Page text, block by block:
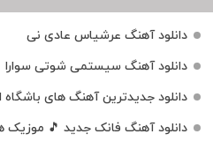
دانلود آهنگ عرشیاس عادی نی
دانلود آهنگ سیستمی شوتی سوارا
دانلود جدیدترین آهنگ‌ های باشگاه
دانلود آهنگ فانک جدید 🎵